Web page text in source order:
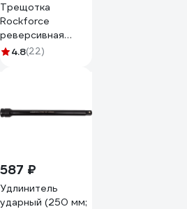
Трещотка
Rockforce
реверсивная
усиленная
4.8(22)
587 ₽
Удлинитель
ударный (250 мм;